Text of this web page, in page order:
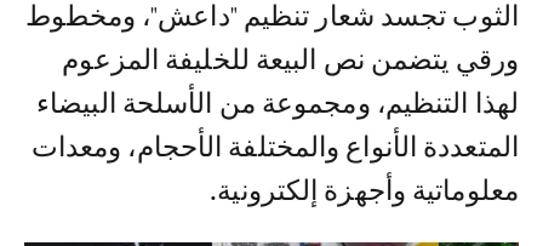
الثوب تجسد شعار تنظيم "داعش"، ومخطوط
ورقي يتضمن نص البيعة للخليفة المزعوم
لهذا التنظيم، ومجموعة من الأسلحة البيضاء
المتعددة الأنواع والمختلفة الأحجام، ومعدات
معلوماتية وأجهزة إلكترونية.